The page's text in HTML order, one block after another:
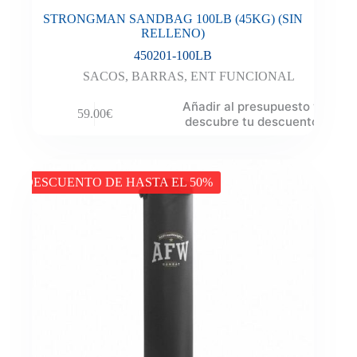
STRONGMAN SANDBAG 100LB (45KG) (SIN
RELLENO)
450201-100LB
SACOS,BARRAS,ENT FUNCIONAL
59.00€
Añadir al presupuesto y
descubre tu descuento
DESCUENTO DE HASTA EL 50%